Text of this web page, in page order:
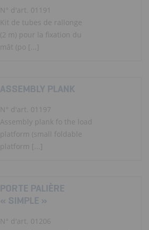
N° d'art. 01191
Kit de tubes de rallonge
(2 m) pour la fixation du
mât (po [...]
ASSEMBLY PLANK
N° d'art. 01197
Assembly plank fo the load
platform (small foldable
platform [...]
PORTE PALIÈRE
« SIMPLE »
N° d'art. 01206